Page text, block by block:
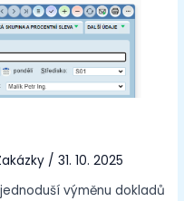
/31. 10. 2025
výměnu dokladů